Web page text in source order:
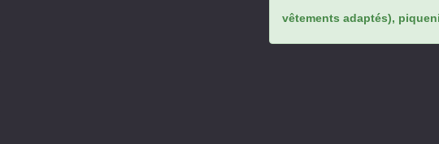
vêtements adaptés),